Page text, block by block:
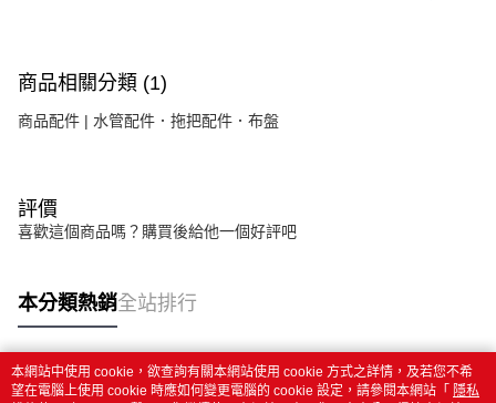
商品相關分類 (1)
商品配件 | 水管配件．拖把配件．布盤
評價
喜歡這個商品嗎？購買後給他一個好評吧
本分類熱銷全站排行
熱門標籤
本網站中使用 cookie，欲查詢有關本網站使用 cookie 方式之詳情，及若您不希
望在電腦上使用 cookie 時應如何變更電腦的 cookie 設定，請參閱本網站「 隱私